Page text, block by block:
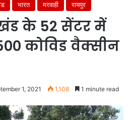
भारत मरवाही रायपुर
के 52 सेंटर में
कोविड वैक्सीन
1, 2021 1,108 1 minute read